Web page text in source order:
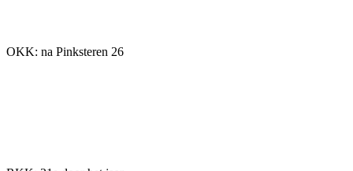
OKK: na Pinksteren 26